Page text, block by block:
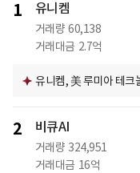
1 유니켐
거래량 60,138
거래대금 2.7억
유니켐, 美 루미아 테
2 비큐AI
거래량 324,951
거래대금 16억